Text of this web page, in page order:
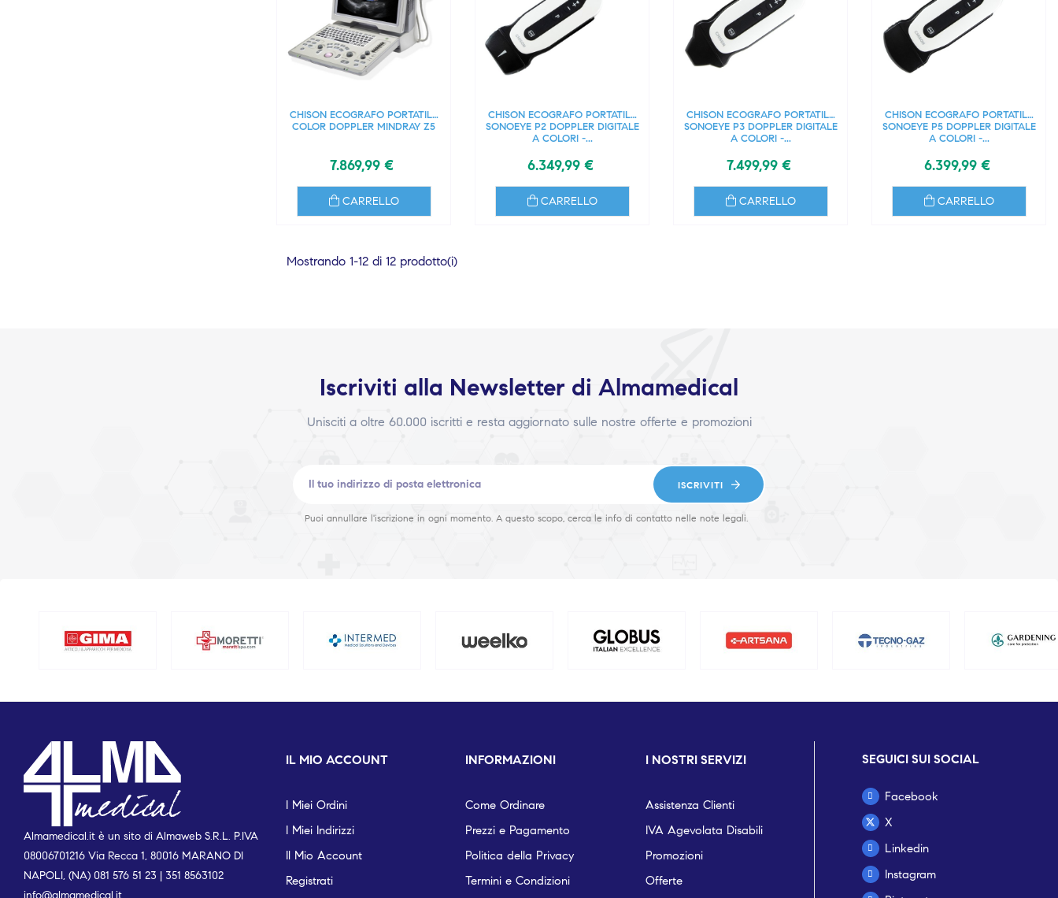
CHISON ECOGRAFO PORTATILE
COLOR DOPPLER MINDRAY Z5
7.869,99 €
CARRELLO
CHISON ECOGRAFO PORTATILE
SONOEYE P2 DOPPLER DIGITALE
A COLORI -...
6.349,99 €
CARRELLO
CHISON ECOGRAFO PORTATILE
SONOEYE P3 DOPPLER DIGITALE
A COLORI -...
7.499,99 €
CARRELLO
CHISON ECOGRAFO PORTATILE
SONOEYE P5 DOPPLER DIGITALE
A COLORI -...
6.399,99 €
CARRELLO
Mostrando 1-12 di 12 prodotto(i)
Iscriviti alla Newsletter di Almamedical
Unisciti a oltre 60.000 iscritti e resta aggiornato sulle nostre offerte e promozioni
ISCRIVITI
Puoi annullare l'iscrizione in ogni momento. A questo scopo, cerca le info di contatto nelle note legali.
Almamedical.it è un sito di Almaweb S.R.L. P.IVA
08006701216 Via Recca 1, 80016 MARANO DI
NAPOLI, (NA) 081 576 51 23 | 351 8563102
IL MIO ACCOUNT
I Miei Ordini
I Miei Indirizzi
Il Mio Account
Registrati
INFORMAZIONI
Come Ordinare
Prezzi e Pagamento
Politica della Privacy
Termini e Condizioni
I NOSTRI SERVIZI
Assistenza Clienti
IVA Agevolata Disabili
Promozioni
Offerte
SEGUICI SUI SOCIAL
Facebook
X
Linkedin
Instagram